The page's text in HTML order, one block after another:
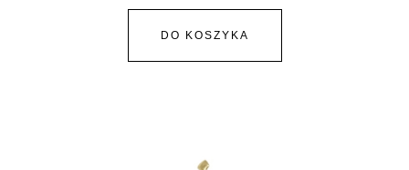
DO KOSZYKA